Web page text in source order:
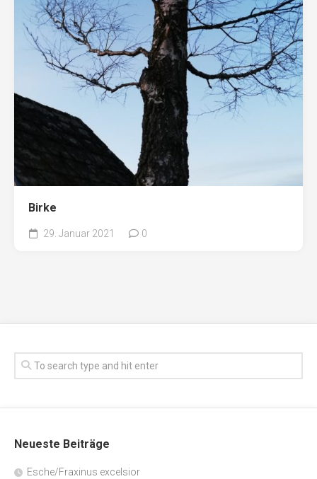
Birke
29. Januar 2021 0
Neueste Beiträge
Esche/Fraxinus excelsior